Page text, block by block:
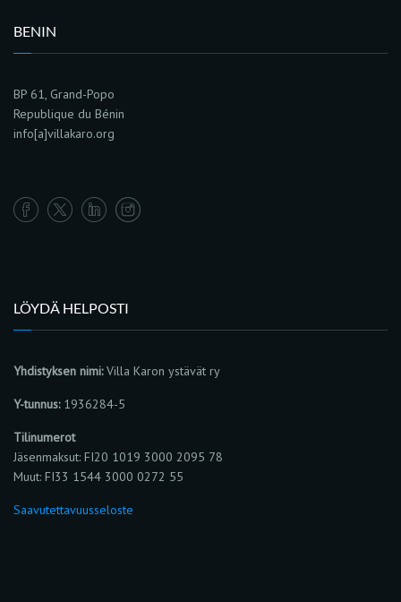
BENIN
BP 61, Grand-Popo
Republique du Bénin
info[a]villakaro.org
LÖYDÄ HELPOSTI
Yhdistyksen nimi:Villa Karon ystävät ry
Y-tunnus:1936284-5
Tilinumerot
Jäsenmaksut: FI20 1019 3000 2095 78
Muut: FI33 1544 3000 0272 55
Saavutettavuusseloste